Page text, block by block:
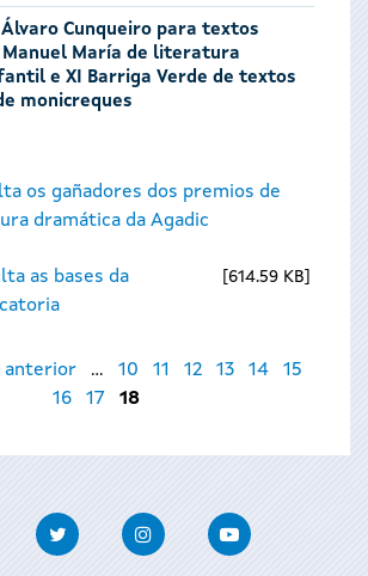
Álvaro Cunqueiro para textos
María de literatura
e XI Barriga Verde de textos
monicreques
os gañadores dos premios de
dramática da Agadic
as bases da
614.59 KB
anterior … 10 11 12 13 14
15
16
17 18
Twitter InstagramYoutube